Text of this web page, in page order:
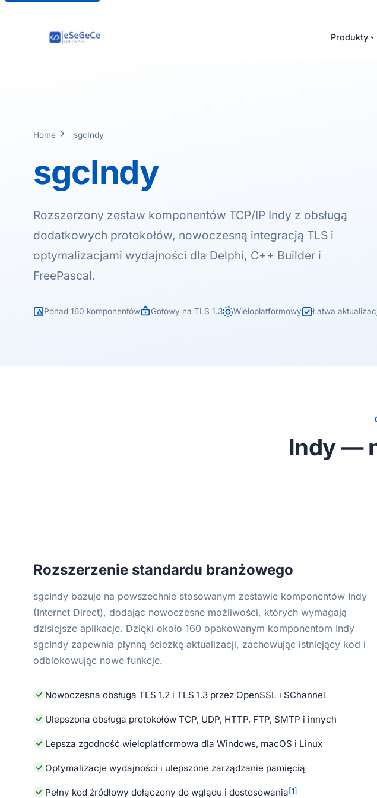
Produkty
Home sgcIndy
sgcIndy
Rozszerzony zestaw komponentów TCP/IP Indy z obsługą
dodatkowych protokołów, nowoczesną integracją TLS i
optymalizacjami wydajności dla Delphi, C++ Builder i
FreePascal.
Ponad 160 komponentów Gotowy na TLS 1.3 Wieloplatformowy Łatwa
Indy —
Rozszerzenie standardu branżowego
sgcIndy bazuje na powszechnie stosowanym zestawie komponentów Indy
(Internet Direct), dodając nowoczesne możliwości, których wymagają
dzisiejsze aplikacje. Dzięki około 160 opakowanym komponentom Indy
sgcIndy zapewnia płynną ścieżkę aktualizacji, zachowując istniejący kod i
odblokowując nowe funkcje.
Nowoczesna obsługa TLS 1.2 i TLS 1.3 przez OpenSSL i SChannel
Ulepszona obsługa protokołów TCP, UDP, HTTP, FTP, SMTP i innych
Lepsza zgodność wieloplatformowa dla Windows, macOS i Linux
Optymalizacje wydajności i ulepszone zarządzanie pamięcią
Pełny kod źródłowy dołączony do wglądu i dostosowania[1]